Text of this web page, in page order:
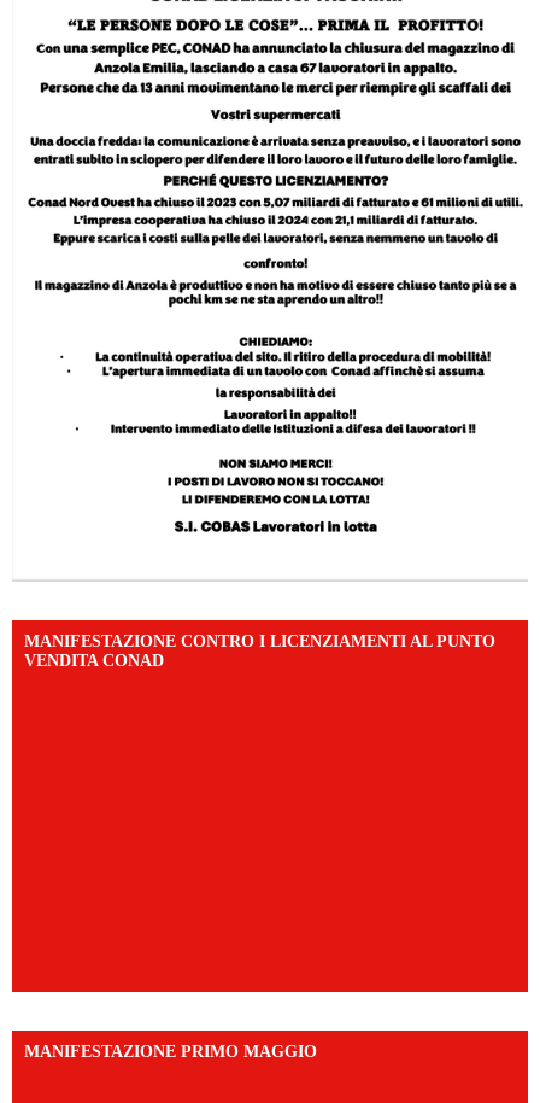
MANIFESTAZIONE CONTRO I LICENZIAMENTI AL PUNTO
VENDITA CONAD
MANIFESTAZIONE PRIMO MAGGIO